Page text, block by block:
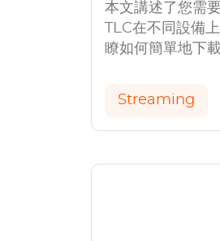
本文講述了您需
TLC在不同設備
瞭如何簡單地下
Streaming